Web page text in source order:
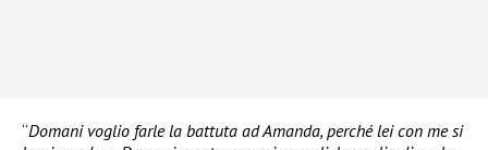
“Domani voglio farle la battuta ad Amanda, perché lei con me si